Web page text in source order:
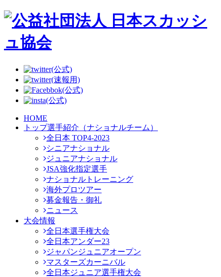
(公式)
(速報用)
(公式)
(公式)
HOME
トップ選手紹介（ナショナルチーム）
全日本 TOP4-2023
シニアナショナル
ジュニアナショナル
JSA強化指定選手
ナショナルトレーニング
海外プロツアー
募金報告・御礼
ニュース
大会情報
全日本選手権大会
全日本アンダー23
ジャパンジュニアオープン
マスターズカーニバル
全日本ジュニア選手権大会